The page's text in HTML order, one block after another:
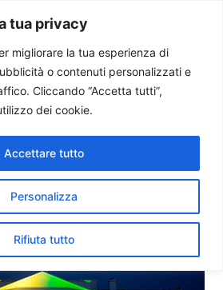
tua privacy
migliorare la tua esperienza di
o contenuti personalizzati e
Cliccando “Accetta tutti”,
dei cookie.
Personalizza
Rifiuta tutto
Accettare tutto
Usa: nozze
gli Stati